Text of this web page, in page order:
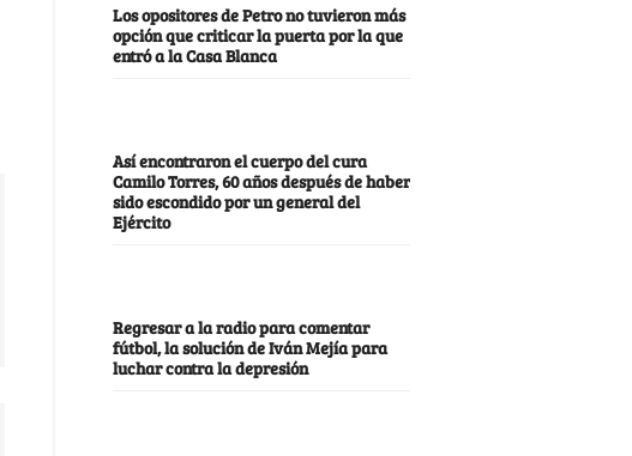
Los opositores de Petro no tuvieron más
opción que criticar la puerta por la que
entró a la Casa Blanca
Así encontraron el cuerpo del cura
Camilo Torres, 60 años después de haber
sido escondido por un general del
Ejército
Regresar a la radio para comentar
fútbol, la solución de Iván Mejía para
luchar contra la depresión